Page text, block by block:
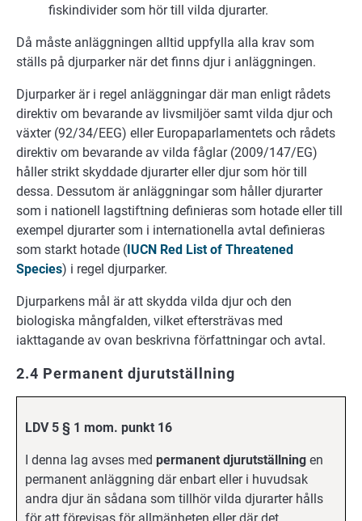
fiskindivider som hör till vilda djurarter.
Då måste anläggningen alltid uppfylla alla krav som
ställs på djurparker när det finns djur i anläggningen.
Djurparker är i regel anläggningar där man enligt rådets
direktiv om bevarande av livsmiljöer samt vilda djur och
växter (92/34/EEG) eller Europaparlamentets och rådets
direktiv om bevarande av vilda fåglar (2009/147/EG)
håller strikt skyddade djurarter eller djur som hör till
dessa. Dessutom är anläggningar som håller djurarter
som i nationell lagstiftning definieras som hotade eller till
exempel djurarter som i internationella avtal definieras
som starkt hotade ( IUCN Red List of Threatened
Species) i regel djurparker.
Djurparkens mål är att skydda vilda djur och den
biologiska mångfalden, vilket eftersträvas med
iakttagande av ovan beskrivna författningar och avtal.
2.4 Permanent djurutställning
LDV 5 § 1 mom. punkt 16
I denna lag avses med permanent djurutställning en
permanent anläggning där enbart eller i huvudsak
andra djur än sådana som tillhör vilda djurarter hålls